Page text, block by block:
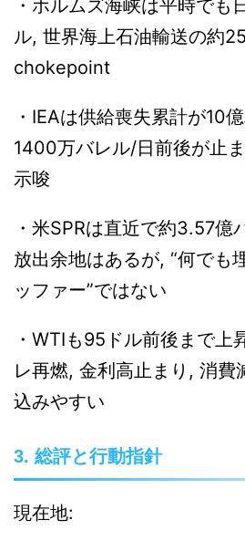
・ホルムズ海峡は平時でも
ル, 世界海上石油輸送の約
chokepoint
・IEAは供給喪失累計が10
1400万バレル/日前後が止
示唆
・米SPRは直近で約3.57億
放出余地はあるが, “何でも
ッファー”ではない
・WTIも95ドル前後まで上
レ再燃, 金利高止まり, 消費
込みやすい
3. 総評と行動指針
現在地: